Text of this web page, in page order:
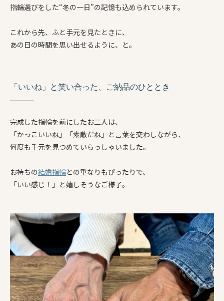
指輪選びをした“冬の一日”の記憶も込められています。
これから先、ふと手元を見たときに、
あの日の時間を思い出せるように、と。
「いいね」と笑い合った、ご納品のひととき
完成した指輪を前にしたお二人は、
「かっこいいね」「素敵だね」と言葉を交わしながら、
何度も手元を見つめていらっしゃいました。
お持ちの結婚指輪との重なりもぴったりで、
「いい感じ！」と嬉しそうなご様子。